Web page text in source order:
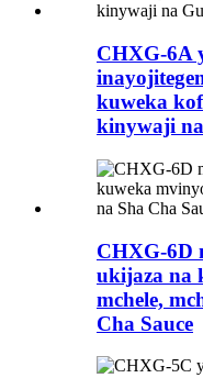
CHXG-6A
kuweka
kinywaji
CHXG-6D
ukijaza na
mchele,
Cha Sauce